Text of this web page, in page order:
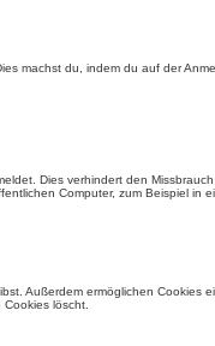
machst du, indem du auf der
Dies verhindert den
Computer, zum Beispiel
Außerdem ermöglichen Cookies
löscht.